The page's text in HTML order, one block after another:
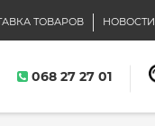
ТОВАРОВ НОВОСТИ
068 27 27 01